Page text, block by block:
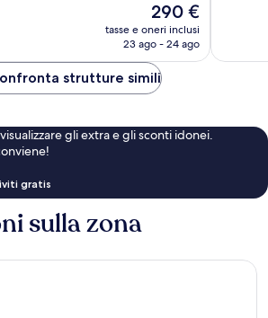
Il
prezzo
attuale
290 €
290 €
tasse e oneri inclusi
23 ago - 24 ago
strutture simili
gli extra e gli sconti idonei.
gratis
sulla zona